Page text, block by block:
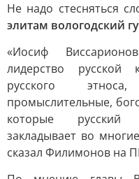
Не надо стесняться
элитам вологодский
«Иосиф
лидерство русской
русского
промыслительные,
которые русский
закладывает во
сказал Филимонов на